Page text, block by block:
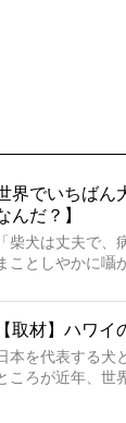
界でいちばん
んだ？】
「柴犬は丈夫で、
ことしやかに囁
もちろん、犬種
ます。
でも、いざそれ
ような気もするの
際に「病気にな
がある。
今回は、柴犬に
【取材】ハワ
本を代表する犬
ころが近年、世
つけたのは、南